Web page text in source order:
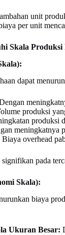
unit
per unit
Skala Produksi
dapat
produksi
produksi
meningkatnya
Biaya overhead
pada
Skala):
biaya
Ukuran Besar: